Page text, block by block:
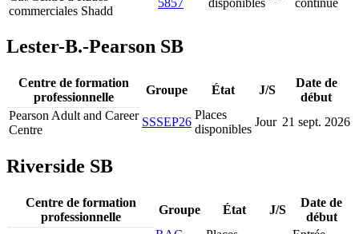
commerciales Shadd
Lester-B.-Pearson SB
Centre de formation
professionnelle
Groupe État J/S
Date de
début
Pearson Adult and Career
Centre
SSSEP26
Places
disponibles
Jour 21 sept. 2026
Riverside SB
Centre de formation
professionnelle
Groupe État J/S
Date de
début